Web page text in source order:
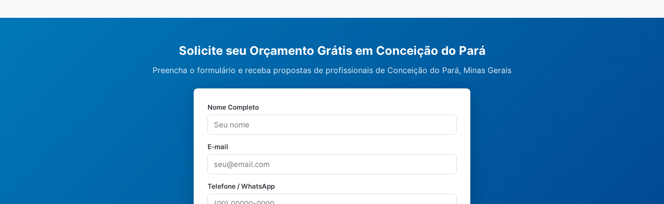
Solicite seu Orçamento Grátis em Conceição do Pará
Preencha o formulário e receba propostas de profissionais de Conceição do Pará, Minas Gerais
Nome Completo
E-mail
Telefone / WhatsApp